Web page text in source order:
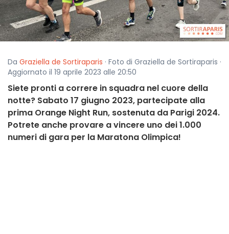
Da Graziella de Sortiraparis · Foto di Graziella de Sortiraparis ·
Aggiornato il 19 aprile 2023 alle 20:50
Siete pronti a correre in squadra nel cuore della
notte? Sabato 17 giugno 2023, partecipate alla
prima Orange Night Run, sostenuta da Parigi 2024.
Potrete anche provare a vincere uno dei 1.000
numeri di gara per la Maratona Olimpica!